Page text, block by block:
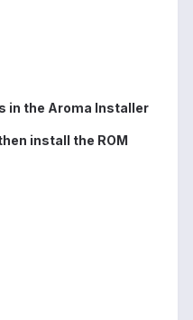
in the Aroma Installer
install the ROM